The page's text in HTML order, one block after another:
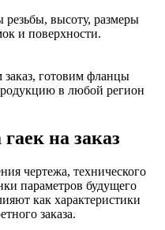
высоту, размеры
и поверхности.
готовим фланцы
в любой регион
на заказ
чертежа, технического
параметров будущего
как характеристики
заказа.